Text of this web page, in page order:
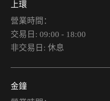
上環
營業時間：
交易日: 09:00 - 18:00
非交易日: 休息
金鐘